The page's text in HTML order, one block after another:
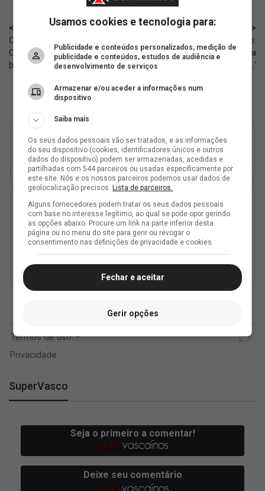
< Anterior
Colina 1927: Grupo chamado 'G5
CRVG' se movimenta nos
bastidores
Próximo >
Pedro Ivo, aliado de Pedrinho:
'Mas quem anda na linha da
verdade e da...'
SuperVasco
Usamos cookies e tecnologia para:
Publicidade e conteúdos personalizados, medição de
publicidade e conteúdos, estudos de audiência e
desenvolvimento de serviços
Armazenar e/ou aceder a informações num
dispositivo
Saiba mais
Os seus dados pessoais vão ser tratados, e as informações
do seu dispositivo (cookies, identificadores únicos e outros
dados do dispositivo) podem ser armazenadas, acedidas e
partilhadas com 544 parceiros ou usadas especificamente por
este site. Nós e os nossos parceiros podemos usar dados de
geolocalização precisos. Lista de parceiros.
Alguns fornecedores podem tratar os seus dados pessoais
com base no interesse legítimo, ao qual se pode opor gerindo
as opções abaixo. Procure um link na parte inferior desta
página ou no menu do site para gerir ou revogar o
consentimento nas definições de privacidade e cookies.
Fechar e aceitar
Gerir opções